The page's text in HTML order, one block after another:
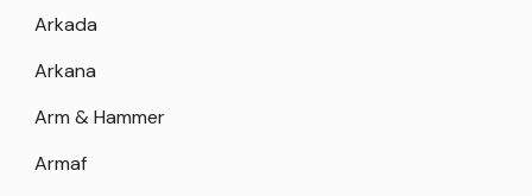
Arkada
Arkana
Arm & Hammer
Armaf